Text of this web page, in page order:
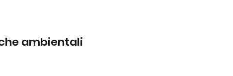
ambientali